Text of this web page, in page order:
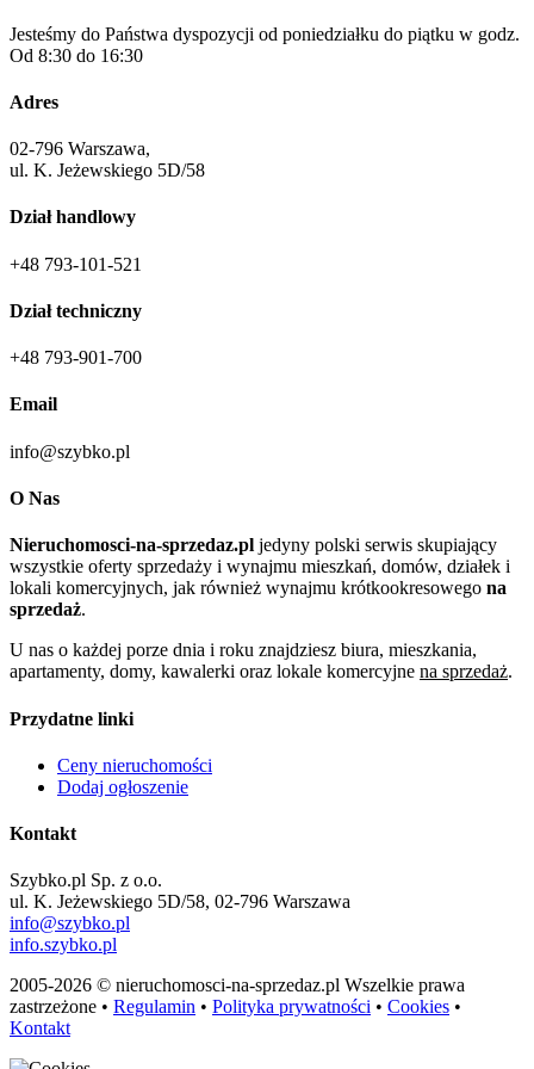
Jesteśmy do Państwa dyspozycji od poniedziałku do piątku w godz.
Od 8:30 do 16:30
Adres
02-796 Warszawa,
ul. K. Jeżewskiego 5D/58
Dział handlowy
+48 793-101-521
Dział techniczny
+48 793-901-700
Email
info@szybko.pl
O Nas
Nieruchomosci-na-sprzedaz.pl jedyny polski serwis skupiający
wszystkie oferty sprzedaży i wynajmu mieszkań, domów, działek i
lokali komercyjnych, jak również wynajmu krótkookresowego na
sprzedaż.
U nas o każdej porze dnia i roku znajdziesz biura, mieszkania,
apartamenty, domy, kawalerki oraz lokale komercyjne na sprzedaż.
Przydatne linki
Ceny nieruchomości
Dodaj ogłoszenie
Kontakt
Szybko.pl Sp. z o.o.
ul. K. Jeżewskiego 5D/58, 02-796 Warszawa
info@szybko.pl
info.szybko.pl
2005-2026 © nieruchomosci-na-sprzedaz.pl Wszelkie prawa
zastrzeżone • Regulamin • Polityka prywatności • Cookies •
Kontakt